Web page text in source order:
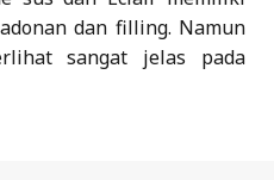
dan filling. Namun
sangat jelas pada